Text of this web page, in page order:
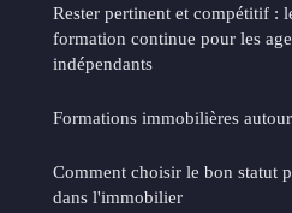
Rester pertinent et compétitif :
formation continue pour les
indépendants
Formations immobilières
Comment choisir le bon statut
dans l'immobilier